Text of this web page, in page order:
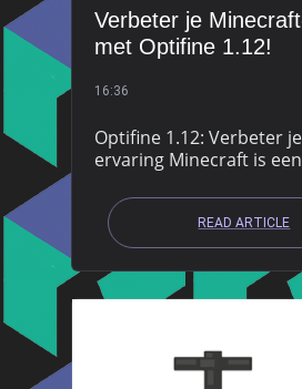
Verbeter je
met Optifine 1.12!
16:36
Optifine 1.12: Verbeter
ervaring Minecraft is
READ ARTICLE